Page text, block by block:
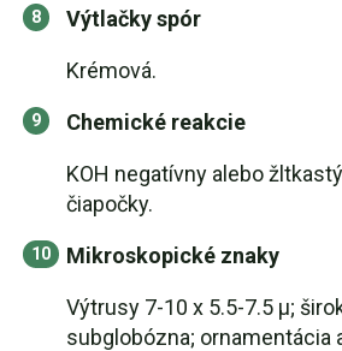
Výtlačky spór
Krémová.
Chemické reakcie
KOH negatívny alebo
čiapočky.
Mikroskopické znaky
Výtrusy 7-10 x 5.5-7.5 µ;
subglobózna; ornamentácia